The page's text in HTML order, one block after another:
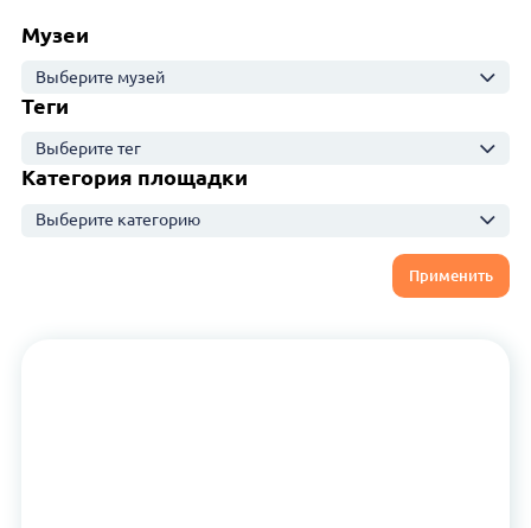
Музеи
Выберите музей
Теги
Выберите тег
Категория площадки
Выберите категорию
Применить